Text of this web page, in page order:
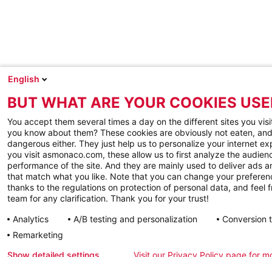
English
BUT WHAT ARE YOUR COOKIES
You accept them several times a day on the different sites you
you know about them? These cookies are obviously not eaten,
dangerous either. They just help us to personalize your internet
you visit asmonaco.com, these allow us to first analyze the
performance of the site. And they are mainly used to deliver ads
that match what you like. Note that you can change your
thanks to the regulations on protection of personal data, and feel
team for any clarification. Thank you for your trust!
Analytics
A/B testing and personalization
Conversion
Remarketing
Show detailed settings
Visit our Privacy Policy page for